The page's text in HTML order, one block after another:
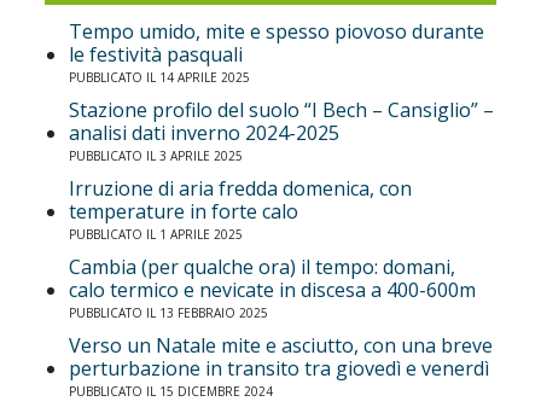
Tempo umido, mite e spesso piovoso durante
le festività pasquali
PUBBLICATO IL 14 APRILE 2025
Stazione profilo del suolo “I Bech – Cansiglio” –
analisi dati inverno 2024-2025
PUBBLICATO IL 3 APRILE 2025
Irruzione di aria fredda domenica, con
temperature in forte calo
PUBBLICATO IL 1 APRILE 2025
Cambia (per qualche ora) il tempo: domani,
calo termico e nevicate in discesa a 400-600m
PUBBLICATO IL 13 FEBBRAIO 2025
Verso un Natale mite e asciutto, con una breve
perturbazione in transito tra giovedì e venerdì
PUBBLICATO IL 15 DICEMBRE 2024